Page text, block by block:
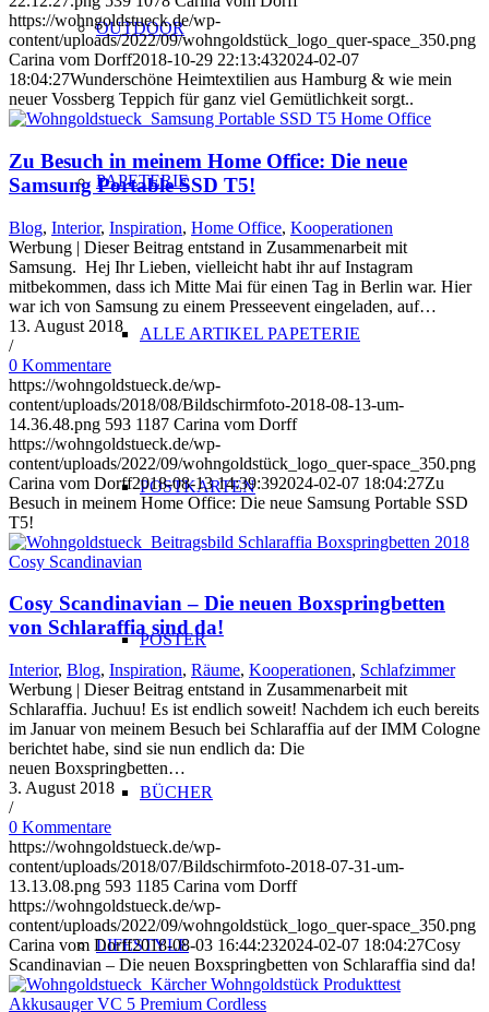
OUTDOOR
PAPETERIE
ALLE ARTIKEL PAPETERIE
POSTKARTEN
POSTER
BÜCHER
LIFESTYLE
https://wohngoldstueck.de/wp-
content/uploads/2022/09/wohngoldstück_logo_quer-space_350.png
Carina vom Dorff2018-10-29 22:13:432024-02-07
18:04:27Wunderschöne Heimtextilien aus Hamburg & wie mein
neuer Vossberg Teppich für ganz viel Gemütlichkeit sorgt..
Zu Besuch in meinem Home Office: Die neue
Samsung Portable SSD T5!
Blog, Interior, Inspiration, Home Office, Kooperationen
Werbung | Dieser Beitrag entstand in Zusammenarbeit mit
Samsung. Hej Ihr Lieben, vielleicht habt ihr auf Instagram
mitbekommen, dass ich Mitte Mai für einen Tag in Berlin war. Hier
war ich von Samsung zu einem Presseevent eingeladen, auf…
13. August 2018
/
0 Kommentare
https://wohngoldstueck.de/wp-
content/uploads/2018/08/Bildschirmfoto-2018-08-13-um-
14.36.48.png 593 1187 Carina vom Dorff
https://wohngoldstueck.de/wp-
content/uploads/2022/09/wohngoldstück_logo_quer-space_350.png
Carina vom Dorff2018-08-13 14:39:392024-02-07 18:04:27Zu
Besuch in meinem Home Office: Die neue Samsung Portable SSD
T5!
Cosy Scandinavian – Die neuen Boxspringbetten
von Schlaraffia sind da!
Interior, Blog, Inspiration, Räume, Kooperationen, Schlafzimmer
Werbung | Dieser Beitrag entstand in Zusammenarbeit mit
Schlaraffia. Juchuu! Es ist endlich soweit! Nachdem ich euch bereits
im Januar von meinem Besuch bei Schlaraffia auf der IMM Cologne
berichtet habe, sind sie nun endlich da: Die
neuen Boxspringbetten…
3. August 2018
/
0 Kommentare
https://wohngoldstueck.de/wp-
content/uploads/2018/07/Bildschirmfoto-2018-07-31-um-
13.13.08.png 593 1185 Carina vom Dorff
https://wohngoldstueck.de/wp-
content/uploads/2022/09/wohngoldstück_logo_quer-space_350.png
Carina vom Dorff2018-08-03 16:44:232024-02-07 18:04:27Cosy
Scandinavian – Die neuen Boxspringbetten von Schlaraffia sind da!